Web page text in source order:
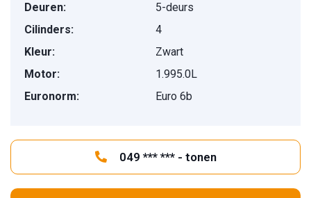
Deuren:
5-deurs
Cilinders:
4
Kleur:
Zwart
Motor:
1.995.0L
Euronorm:
Euro 6b
049 *** *** - tonen